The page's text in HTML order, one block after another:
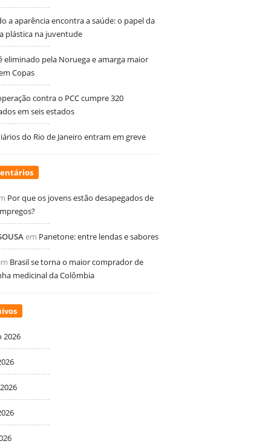
a aparência encontra a saúde: o papel da
plástica na juventude
eliminado pela Noruega e amarga maior
Copas
contra o PCC cumpre 320
em seis estados
do Rio de Janeiro entram em greve
Por que os jovens estão desapegados de
em Panetone: entre lendas e sabores
Brasil se torna o maior comprador de
medicinal da Colômbia
2026